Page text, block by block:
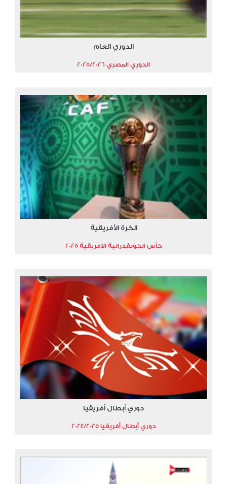
الدوري العام
الدوري المصري 2025/2026
الكرة الأفريقية
كأس الكونفدرالية الافريقية 2025
دوري أبطال أفريقيا
دوري أبطال أفريقيا 2024/2025